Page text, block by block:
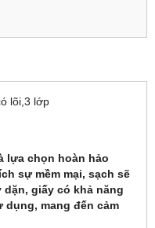
lõi,3 lớp
lựa chọn hoàn hảo
sự mềm mại, sạch sẽ
giấy có khả năng
dụng, mang đến cảm